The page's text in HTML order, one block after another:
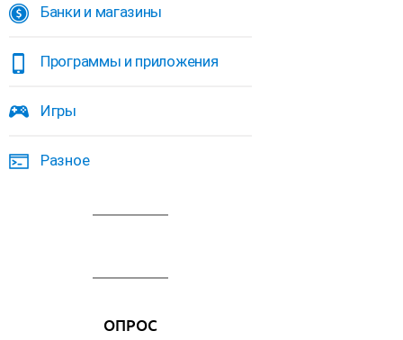
Банки и магазины
Программы и приложения
Игры
Разное
ОПРОС